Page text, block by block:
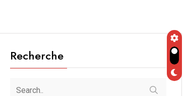
Recherche